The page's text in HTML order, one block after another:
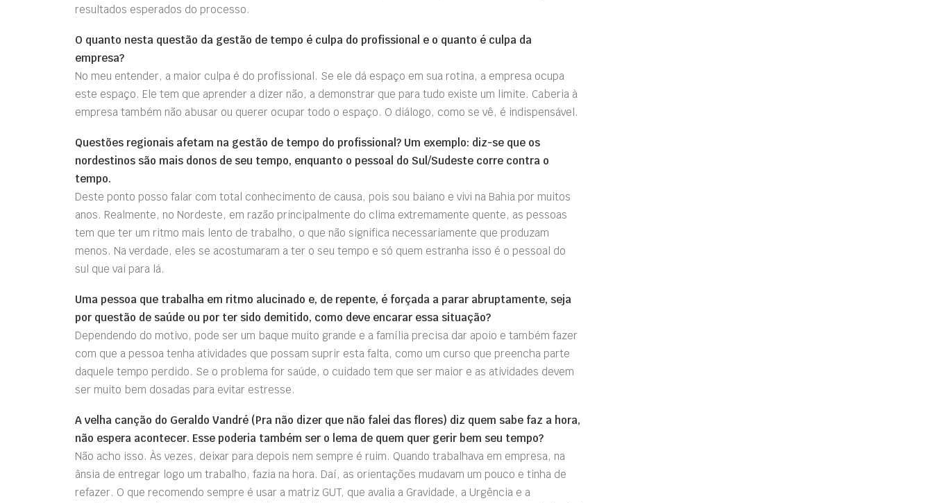
resultados esperados do processo.
O quanto nesta questão da gestão de tempo é culpa do profissional e o quanto é culpa da
empresa?
No meu entender, a maior culpa é do profissional. Se ele dá espaço em sua rotina, a empresa ocupa
este espaço. Ele tem que aprender a dizer não, a demonstrar que para tudo existe um limite. Caberia à
empresa também não abusar ou querer ocupar todo o espaço. O diálogo, como se vê, é indispensável.
Questões regionais afetam na gestão de tempo do profissional? Um exemplo: diz-se que os
nordestinos são mais donos de seu tempo, enquanto o pessoal do Sul/Sudeste corre contra o
tempo.
Deste ponto posso falar com total conhecimento de causa, pois sou baiano e vivi na Bahia por muitos
anos. Realmente, no Nordeste, em razão principalmente do clima extremamente quente, as pessoas
tem que ter um ritmo mais lento de trabalho, o que não significa necessariamente que produzam
menos. Na verdade, eles se acostumaram a ter o seu tempo e só quem estranha isso é o pessoal do
sul que vai para lá.
Uma pessoa que trabalha em ritmo alucinado e, de repente, é forçada a parar abruptamente, seja
por questão de saúde ou por ter sido demitido, como deve encarar essa situação?
Dependendo do motivo, pode ser um baque muito grande e a família precisa dar apoio e também fazer
com que a pessoa tenha atividades que possam suprir esta falta, como um curso que preencha parte
daquele tempo perdido. Se o problema for saúde, o cuidado tem que ser maior e as atividades devem
ser muito bem dosadas para evitar estresse.
A velha canção do Geraldo Vandré (Pra não dizer que não falei das flores) diz quem sabe faz a hora,
não espera acontecer. Esse poderia também ser o lema de quem quer gerir bem seu tempo?
Não acho isso. Às vezes, deixar para depois nem sempre é ruim. Quando trabalhava em empresa, na
ânsia de entregar logo um trabalho, fazia na hora. Daí, as orientações mudavam um pouco e tinha de
refazer. O que recomendo sempre é usar a matriz GUT, que avalia a Gravidade, a Urgência e a